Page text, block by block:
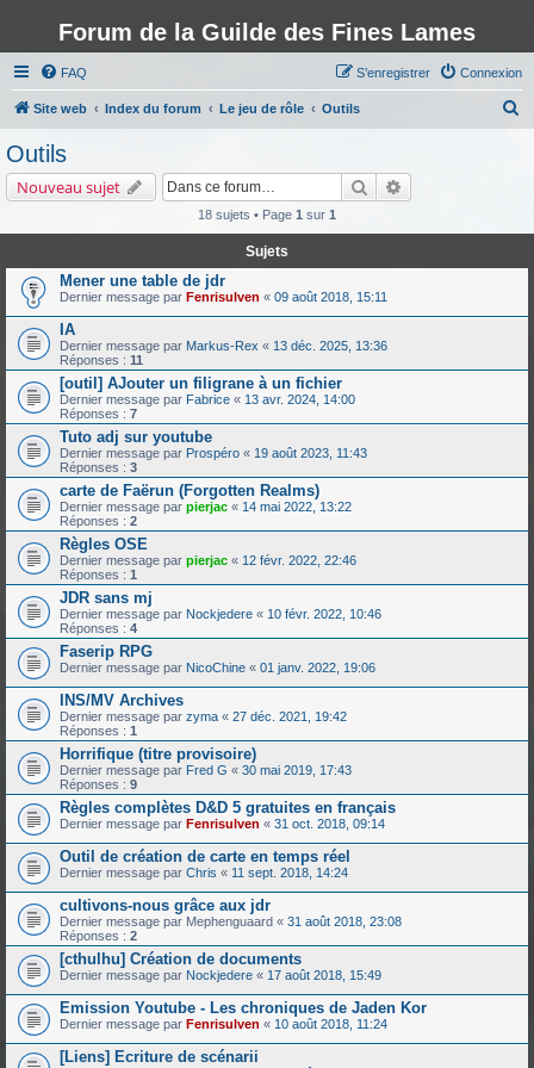
Forum de la Guilde des Fines Lames
FAQ Connexion
S’enregistrer
Site web Index du forum Le jeu de rôle Outils
Outils
Nouveau sujet Rechercher
18 sujets • Page 1 sur 1
Sujets
Mener une table de jdr
Dernier message par Fenrisulven « 09 août 2018, 15:11
IA
Dernier message par Markus-Rex « 13 déc. 2025, 13:36
Réponses : 11
[outil] AJouter un filigrane à un fichier
Dernier message par Fabrice « 13 avr. 2024, 14:00
Réponses : 7
Tuto adj sur youtube
Dernier message par Prospéro « 19 août 2023, 11:43
Réponses : 3
carte de Faërun (Forgotten Realms)
Dernier message par pierjac « 14 mai 2022, 13:22
Réponses : 2
Règles OSE
Dernier message par pierjac « 12 févr. 2022, 22:46
Réponses : 1
JDR sans mj
Dernier message par Nockjedere « 10 févr. 2022, 10:46
Réponses : 4
Faserip RPG
Dernier message par NicoChine « 01 janv. 2022, 19:06
INS/MV Archives
Dernier message par zyma « 27 déc. 2021, 19:42
Réponses : 1
Horrifique (titre provisoire)
Dernier message par Fred G « 30 mai 2019, 17:43
Réponses : 9
Règles complètes D&D 5 gratuites en français
Dernier message par Fenrisulven « 31 oct. 2018, 09:14
Outil de création de carte en temps réel
Dernier message par Chris « 11 sept. 2018, 14:24
cultivons-nous grâce aux jdr
Dernier message par Mephenguaard « 31 août 2018, 23:08
Réponses : 2
[cthulhu] Création de documents
Dernier message par Nockjedere « 17 août 2018, 15:49
Emission Youtube - Les chroniques de Jaden Kor
Dernier message par Fenrisulven « 10 août 2018, 11:24
[Liens] Ecriture de scénarii